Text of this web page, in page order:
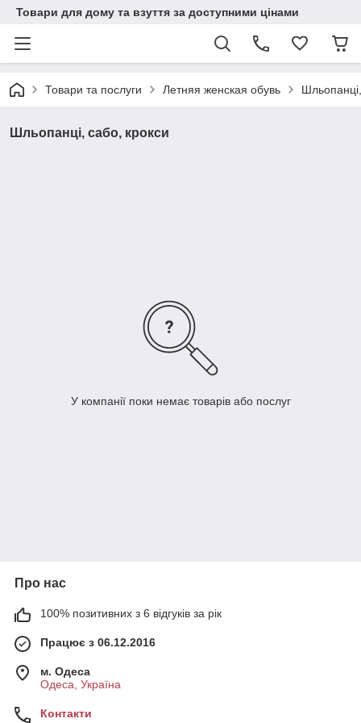
Товари для дому та взуття за доступними цінами
Товари та послуги Летняя женская обувь
Шльопанці, сабо, крокси
У компанії поки немає товарів або послуг
Про нас
100% позитивних з 6 відгуків за рік
Працює з 06.12.2016
м. Одеса
Одеса, Україна
Контакти